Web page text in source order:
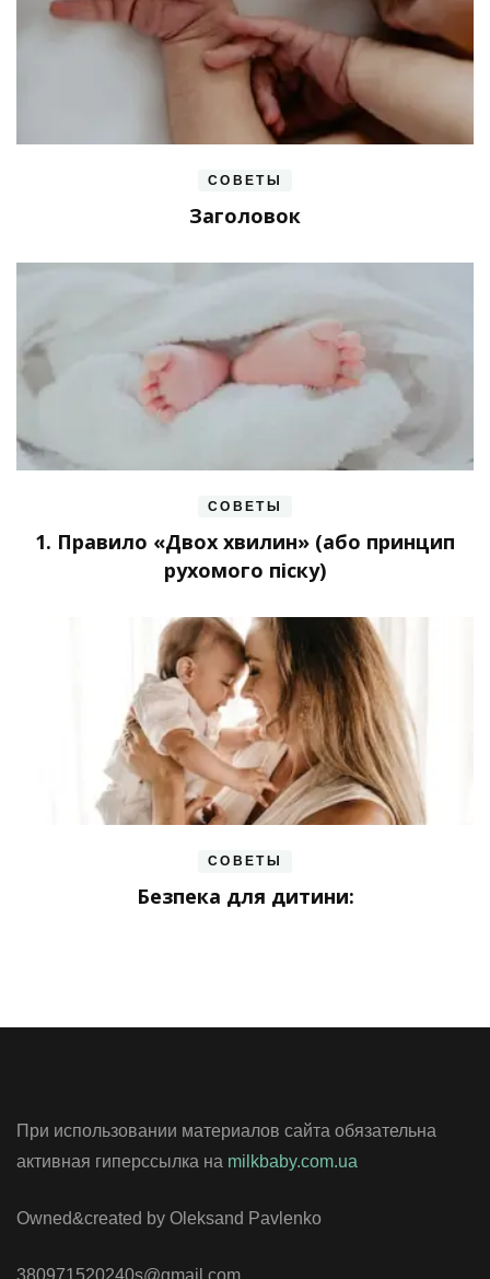
СОВЕТЫ
Заголовок
СОВЕТЫ
1. Правило «Двох хвилин» (або принцип
рухомого піску)
СОВЕТЫ
Безпека для дитини:
При использовании материалов сайта обязательна
активная гиперссылка на milkbaby.com.ua
Owned&created by Oleksand Pavlenko
380971520240s@gmail.com